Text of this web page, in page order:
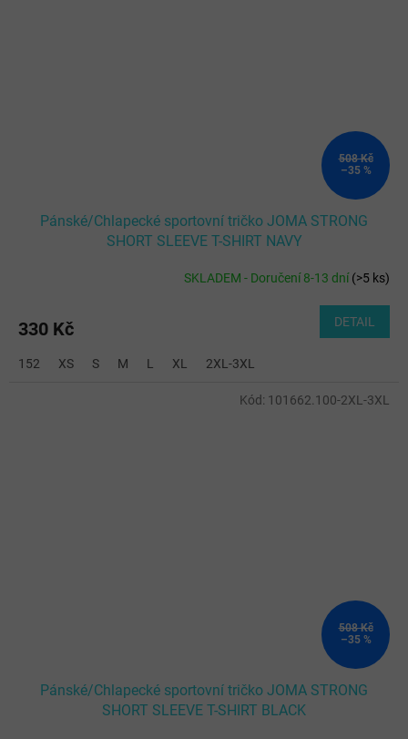
508 Kč
–35 %
Pánské/Chlapecké sportovní tričko JOMA STRONG
SHORT SLEEVE T-SHIRT NAVY
SKLADEM - Doručení 8-13 dní(>5 ks)
330 Kč DETAIL
152 XS S M L XL 2XL-3XL
508 Kč
–35 %
Pánské/Chlapecké sportovní tričko JOMA STRONG
SHORT SLEEVE T-SHIRT BLACK
Kód: 101662.100-2XL-3XL